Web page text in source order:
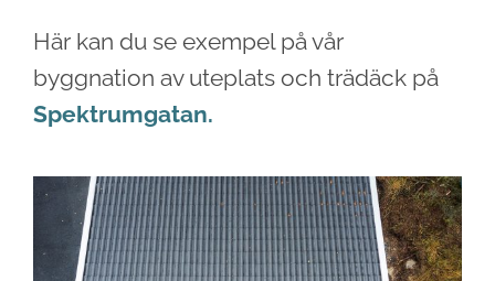
Här kan du se exempel på vår
byggnation av uteplats och trädäck på
Spektrumgatan.